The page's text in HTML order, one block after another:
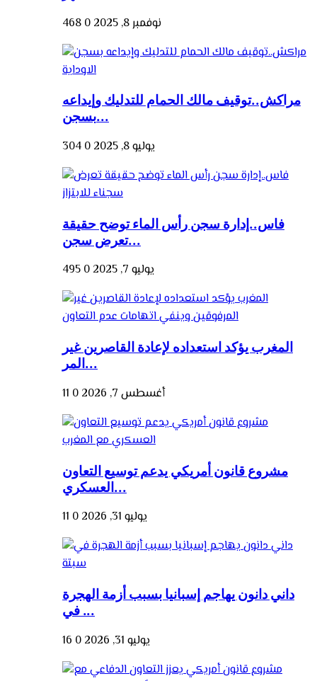
نوفمبر 8, 2025 0
468
مراكش..توقيف مالك الحمام للتدليك وإيداعه
بسجن...
يوليو 8, 2025 0
304
فاس..إدارة سجن رأس الماء توضح حقيقة
تعرض سجن...
يوليو 7, 2025 0
495
المغرب يؤكد استعداده لإعادة القاصرين غير
المر...
أغسطس 7, 2026 0
11
مشروع قانون أمريكي يدعم توسيع التعاون
العسكري...
يوليو 31, 2026 0
11
داني دانون يهاجم إسبانيا بسبب أزمة الهجرة
في ...
يوليو 31, 2026 0
16